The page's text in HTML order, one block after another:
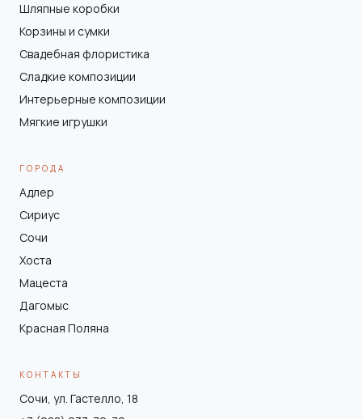
Шляпные коробки
Корзины и сумки
Свадебная флористика
Сладкие композиции
Интерьерные композиции
Мягкие игрушки
ГОРОДА
Адлер
Сириус
Сочи
Хоста
Мацеста
Дагомыс
Красная Поляна
КОНТАКТЫ
Сочи, ул. Гастелло, 18